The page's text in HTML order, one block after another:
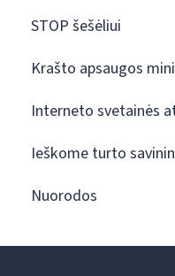
STOP šešėliui
Krašto apsaugos
Interneto svetainės
Ieškome turto
Nuorodos